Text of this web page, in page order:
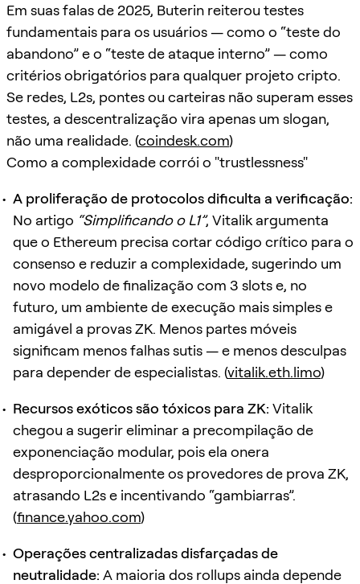
Em suas falas de 2025, Buterin reiterou testes
fundamentais para os usuários — como o “teste do
abandono” e o “teste de ataque interno” — como
critérios obrigatórios para qualquer projeto cripto.
Se redes, L2s, pontes ou carteiras não superam esses
testes, a descentralização vira apenas um slogan,
não uma realidade. (coindesk.com)
Como a complexidade corrói o "trustlessness"
A proliferação de protocolos dificulta a verificação:
No artigo “Simplificando o L1”, Vitalik argumenta
que o Ethereum precisa cortar código crítico para o
consenso e reduzir a complexidade, sugerindo um
novo modelo de finalização com 3 slots e, no
futuro, um ambiente de execução mais simples e
amigável a provas ZK. Menos partes móveis
significam menos falhas sutis — e menos desculpas
para depender de especialistas. (vitalik.eth.limo)
Recursos exóticos são tóxicos para ZK: Vitalik
chegou a sugerir eliminar a precompilação de
exponenciação modular, pois ela onera
desproporcionalmente os provedores de prova ZK,
atrasando L2s e incentivando “gambiarras”.
(finance.yahoo.com)
Operações centralizadas disfarçadas de
neutralidade: A maioria dos rollups ainda depende